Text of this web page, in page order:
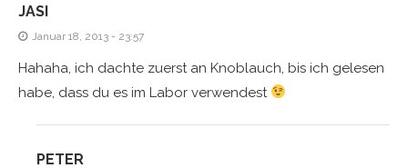
JASI
Januar 18, 2013 - 23:57
Hahaha, ich dachte zuerst an Knoblauch, bis ich gelesen
habe, dass du es im Labor verwendest
PETER